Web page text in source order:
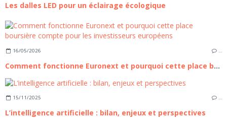
Les dalles LED pour un éclairage écologique
16/05/2026 …
Comment fonctionne Euronext et pourquoi cette place boursière compte pour les investisseurs européens
15/11/2025 …
L’intelligence artificielle : bilan, enjeux et perspectives